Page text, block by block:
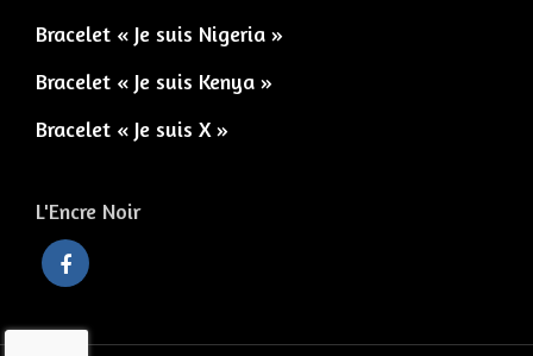
Bracelet « Je suis Nigeria »
Bracelet « Je suis Kenya »
Bracelet « Je suis X »
L'Encre Noir